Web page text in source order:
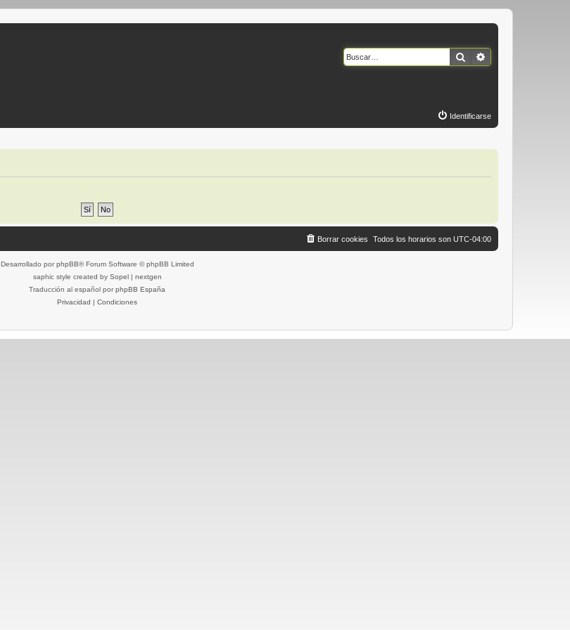
Buscar
Identificarse
Todos los horarios son UTC-04:00
Borrar cookies
Desarrollado por phpBB® Forum Software © phpBB Limited
saphic style created by Sopel| nextgen
Traducción al español por phpBB España
Privacidad | Condiciones